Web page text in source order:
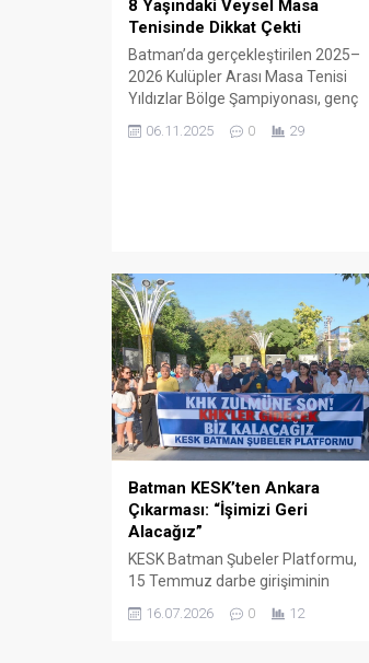
8 Yaşındaki Veysel Masa
Tenisinde Dikkat Çekti
Batman’da gerçekleştirilen 2025–
2026 Kulüpler Arası Masa Tenisi
Yıldızlar Bölge Şampiyonası, genç
sahne oldu.
06.11.2025 0 29
Batman KESK’ten Ankara
Çıkarması: “İşimizi Geri
Alacağız”
KESK Batman Şubeler Platformu,
15 Temmuz darbe girişiminin
Kararnameler (KHK) ile ihraç edilen
16.07.2026 0 12